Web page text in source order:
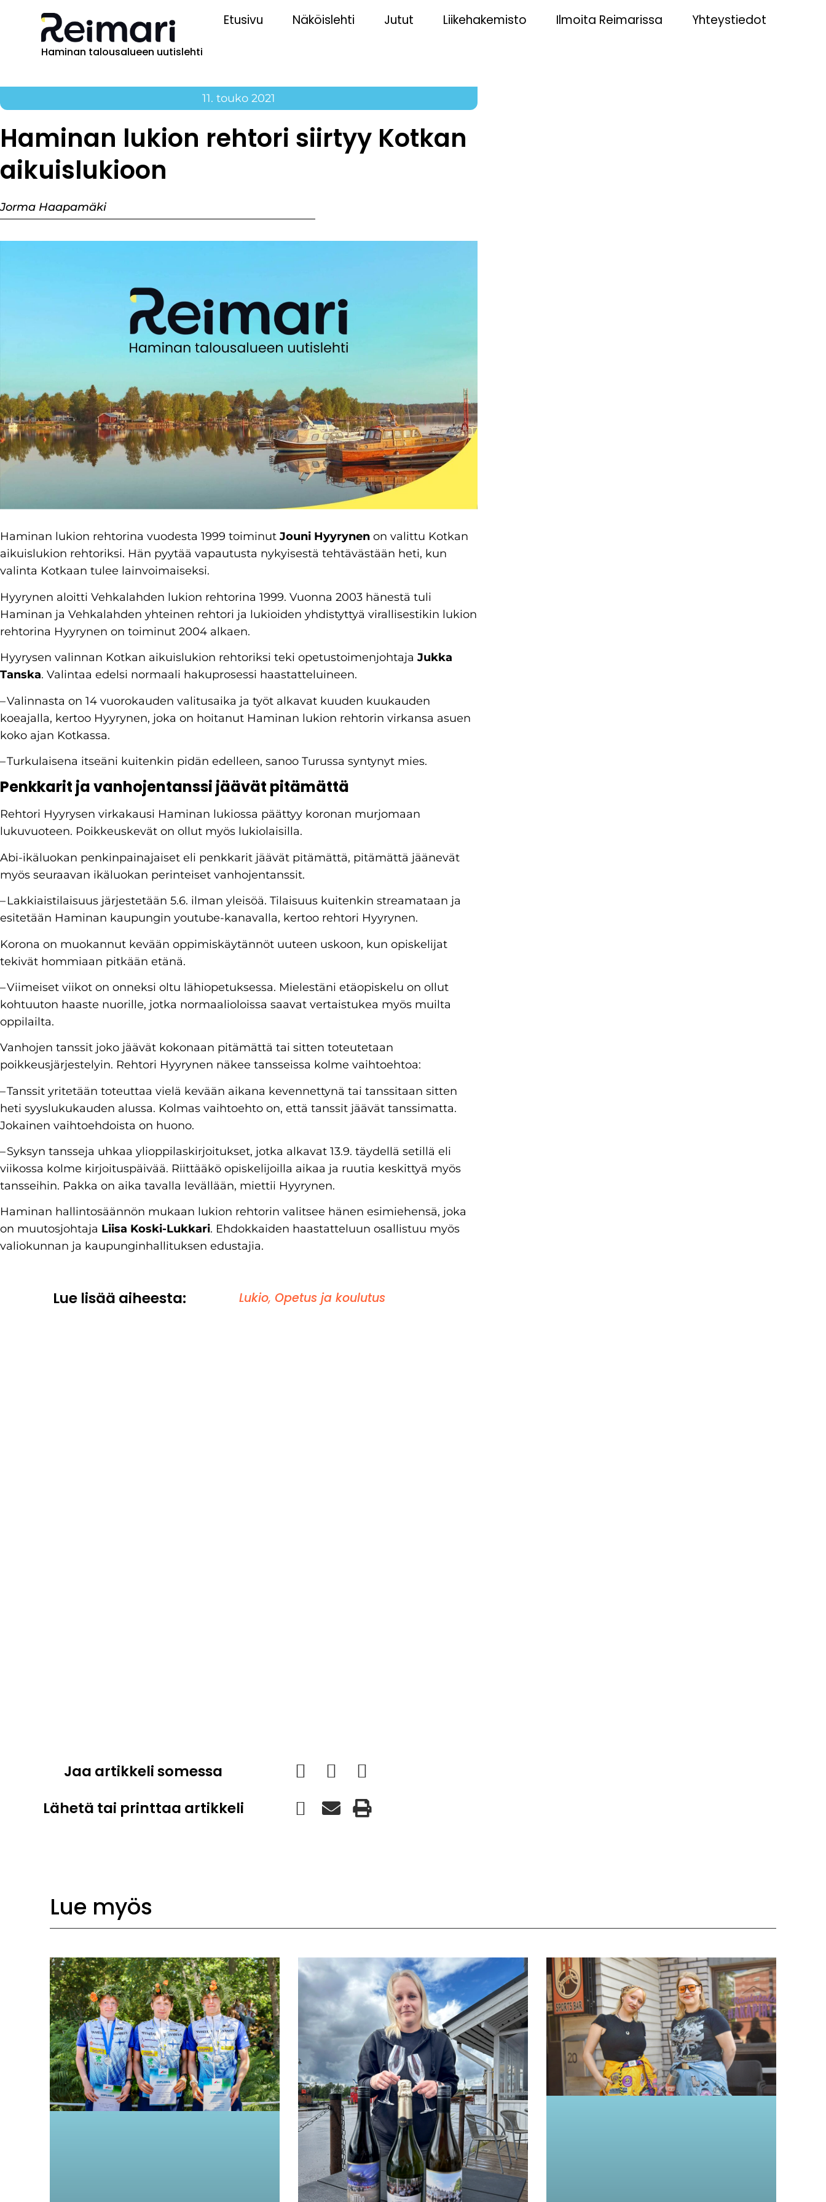
Haminan talousalueen uutislehti
Etusivu Näköislehti Jutut Liikehakemisto Ilmoita Reimarissa Yhteystiedot
11. touko 2021
Haminan lukion rehtori siirtyy Kotkan
aikuislukioon
Jorma Haapamäki
Haminan lukion rehtorina vuodesta 1999 toiminutJouni Hyyrynen on valittu Kotkan
aikuislukion rehtoriksi. Hän pyytää vapautusta nykyisestä tehtävästään heti, kun
valinta Kotkaan tulee lainvoimaiseksi.
Hyyrynen aloitti Vehkalahden lukion rehtorina 1999. Vuonna 2003 hänestä tuli
Haminan ja Vehkalahden yhteinen rehtori ja lukioiden yhdistyttyä virallisestikin lukion
rehtorina Hyyrynen on toiminut 2004 alkaen.
Hyyrysen valinnan Kotkan aikuislukion rehtoriksi teki opetustoimenjohtajaJukka
Tanska. Valintaa edelsi normaali hakuprosessi haastatteluineen.
– Valinnasta on 14 vuorokauden valitusaika ja työt alkavat kuuden kuukauden
koeajalla, kertoo Hyyrynen, joka on hoitanut Haminan lukion rehtorin virkansa asuen
koko ajan Kotkassa.
– Turkulaisena itseäni kuitenkin pidän edelleen, sanoo Turussa syntynyt mies.
Penkkarit ja vanhojentanssi jäävät pitämättä
Rehtori Hyyrysen virkakausi Haminan lukiossa päättyy koronan murjomaan
lukuvuoteen. Poikkeuskevät on ollut myös lukiolaisilla.
Abi-ikäluokan penkinpainajaiset eli penkkarit jäävät pitämättä, pitämättä jäänevät
myös seuraavan ikäluokan perinteiset vanhojentanssit.
– Lakkiaistilaisuus järjestetään 5.6. ilman yleisöä. Tilaisuus kuitenkin streamataan ja
esitetään Haminan kaupungin youtube-kanavalla, kertoo rehtori Hyyrynen.
Korona on muokannut kevään oppimiskäytännöt uuteen uskoon, kun opiskelijat
tekivät hommiaan pitkään etänä.
– Viimeiset viikot on onneksi oltu lähiopetuksessa. Mielestäni etäopiskelu on ollut
kohtuuton haaste nuorille, jotka normaalioloissa saavat vertaistukea myös muilta
oppilailta.
Vanhojen tanssit joko jäävät kokonaan pitämättä tai sitten toteutetaan
poikkeusjärjestelyin. Rehtori Hyyrynen näkee tansseissa kolme vaihtoehtoa:
– Tanssit yritetään toteuttaa vielä kevään aikana kevennettynä tai tanssitaan sitten
heti syyslukukauden alussa. Kolmas vaihtoehto on, että tanssit jäävät tanssimatta.
Jokainen vaihtoehdoista on huono.
– Syksyn tansseja uhkaa ylioppilaskirjoitukset, jotka alkavat 13.9. täydellä setillä eli
viikossa kolme kirjoituspäivää. Riittääkö opiskelijoilla aikaa ja ruutia keskittyä myös
tansseihin. Pakka on aika tavalla levällään, miettii Hyyrynen.
Haminan hallintosäännön mukaan lukion rehtorin valitsee hänen esimiehensä, joka
on muutosjohtaja Liisa Koski-Lukkari. Ehdokkaiden haastatteluun osallistuu myös
valiokunnan ja kaupunginhallituksen edustajia.
Lue lisää aiheesta: Lukio, Opetus ja koulutus
Jaa artikkeli somessa
Lähetä tai printtaa artikkeli
Lue myös